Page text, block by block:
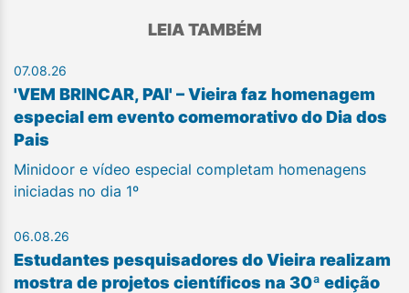
LEIA TAMBÉM
07.08.26
'VEM BRINCAR, PAI' – Vieira faz homenagem
especial em evento comemorativo do Dia dos
Pais
Minidoor e vídeo especial completam homenagens
iniciadas no dia 1º
06.08.26
Estudantes pesquisadores do Vieira realizam
mostra de projetos científicos na 30ª edição